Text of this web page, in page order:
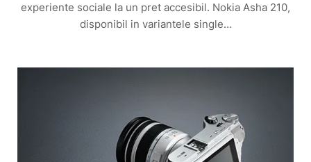
experiente sociale la un pret accesibil. Nokia Asha 210,
disponibil in variantele single…